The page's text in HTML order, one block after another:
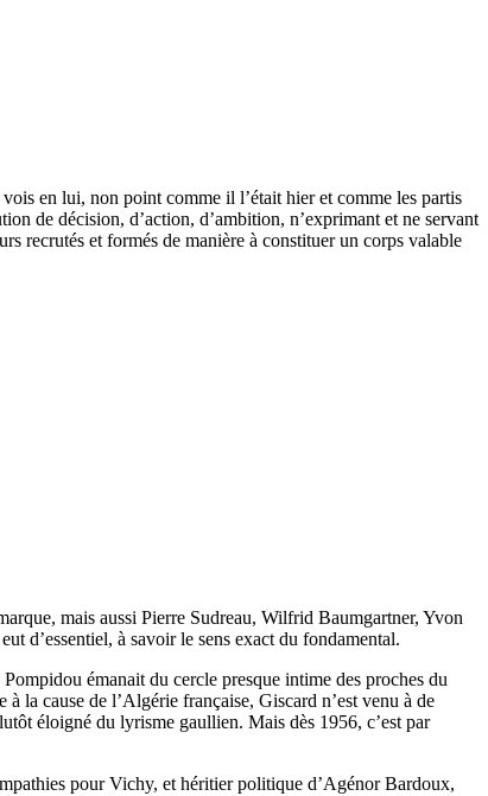
en lui, non point comme il l’était hier et comme les partis
de décision, d’action, d’ambition, n’exprimant et ne servant
recrutés et formés de manière à constituer un corps valable
mais aussi Pierre Sudreau, Wilfrid Baumgartner, Yvon
d’essentiel, à savoir le sens exact du fondamental.
émanait du cercle presque intime des proches du
la cause de l’Algérie française, Giscard n’est venu à de
éloigné du lyrisme gaullien. Mais dès 1956, c’est par
pour Vichy, et héritier politique d’Agénor Bardoux,